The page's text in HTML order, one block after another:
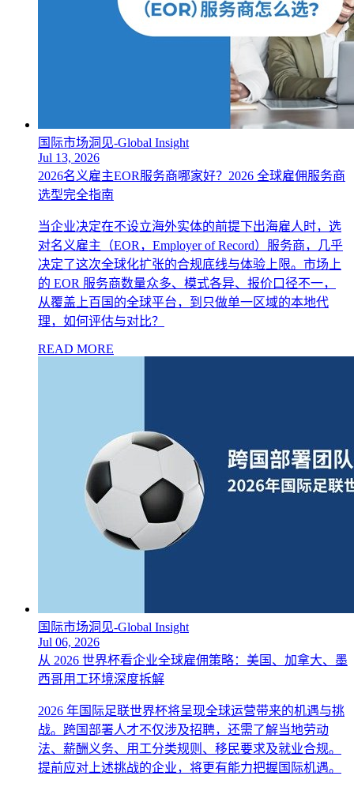
国际市场洞见-Global Insight
Jul 13, 2026
2026名义雇主EOR服务商哪家好？2026 全球雇佣服务商
选型完全指南
当企业决定在不设立海外实体的前提下出海雇人时，选
对名义雇主（EOR，Employer of Record）服务商，几乎
决定了这次全球化扩张的合规底线与体验上限。市场上
的 EOR 服务商数量众多、模式各异、报价口径不一，
从覆盖上百国的全球平台，到只做单一区域的本地代
理，如何评估与对比？
READ MORE
国际市场洞见-Global Insight
Jul 06, 2026
从 2026 世界杯看企业全球雇佣策略：美国、加拿大、墨
西哥用工环境深度拆解
2026 年国际足联世界杯将呈现全球运营带来的机遇与挑
战。跨国部署人才不仅涉及招聘，还需了解当地劳动
法、薪酬义务、用工分类规则、移民要求及就业合规。
提前应对上述挑战的企业，将更有能力把握国际机遇。